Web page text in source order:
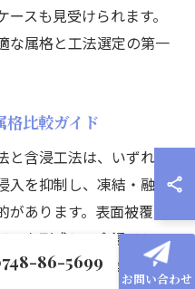
スも見受けられます。
な属格と工法選定の第一
格比較ガイド
含浸工法は、いずれも
入を抑制し、凍結・融解
あります。表面被覆は
アを形成し、含浸はシラ
から保護します。
86-5699
お問い合わせ